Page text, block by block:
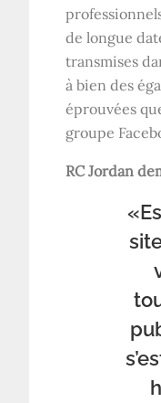
de longue
transmises
à bien des
éprouvées
groupe
RC Jordan